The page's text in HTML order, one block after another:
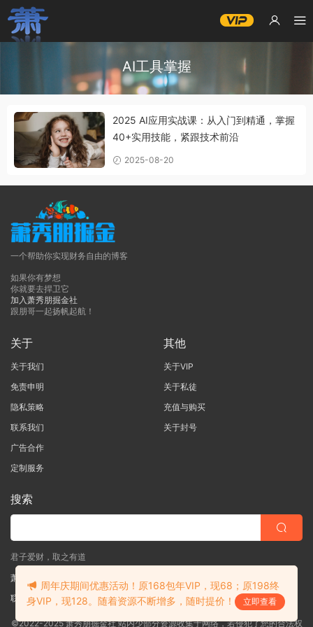
AI工具掌握
2025 AI应用实战课：从入门到精通，掌握
40+实用技能，紧跟技术前沿
2025-08-20
一个帮助你实现财务自由的博客
如果你有梦想
你就要去捍卫它
加入萧秀朋掘金社
跟朋哥一起扬帆起航！
关于
关于我们
免责申明
隐私策略
联系我们
广告合作
定制服务
其他
关于VIP
关于私徒
充值与购买
关于封号
搜索
君子爱财，取之有道
萧秀朋掘金社
联系客服(说明需求，勿问在否)
©2022-2025 萧秀朋掘金社 站内少部分资源收集于网络，若侵犯了您的合法权
周年庆期间优惠活动！原168包年VIP，现68；原198终
身VIP，现128。随着资源不断增多，随时提价！
立即查看